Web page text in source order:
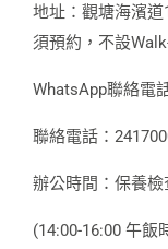
地址：觀塘海濱道
須預約，不設
WhatsApp聯絡電
聯絡電話：
辦公時間：保養
(14:00-16:00 午飯